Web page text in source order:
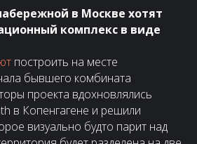
в Москве хотят
комплекс в виде
построить на месте
бывшего комбината
проекта вдохновлялись
в Копенгагене и решили
визуально будто парит над